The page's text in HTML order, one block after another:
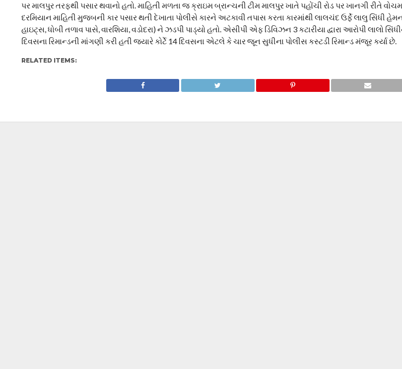
પર માલપુર તરફથી પસાર થવાનો હતો. માહિતી મળતા જ ક્રાઇમ બ્રાન્ચની ટીમ માલપુર ખાતે પહોંચી રોડ પર ખાનગી રીતે
દરમિયાન માહિતી મુજબની કાર પસાર થતી દેખાતા પોલીસે કારને અટકાવી તપાસ કરતા કારમાંથી લાલચંદ ઉર્ફે લાલુ સિંધી
હાઇટ્સ, ધોબી તળાવ પાસે, વારશિયા, વડોદરા) ને ઝડપી પાડ્યો હતો. એસીપી એફ ડિવિઝન 3 કટારીયા દ્વારા આરોપી લાલો
દિવસના રિમાન્ડની માંગણી કરી હતી જ્યારે કોર્ટે 14 દિવસના એટલે કે ચાર જૂન સુધીના પોલીસ કસ્ટડી રિમાન્ડ મંજૂર કર્યા છે.
RELATED ITEMS: